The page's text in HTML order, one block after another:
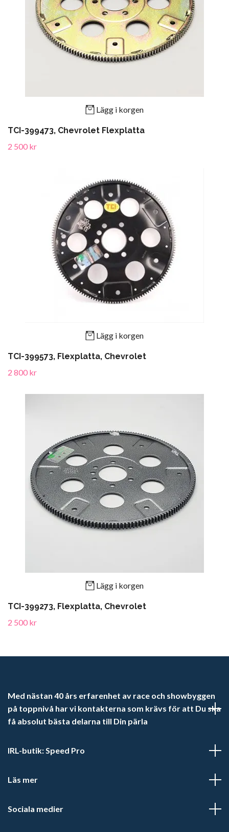
Lägg i korgen
TCI-399473, Chevrolet Flexplatta
2 500 kr
Lägg i korgen
TCI-399573, Flexplatta, Chevrolet
2 800 kr
Lägg i korgen
TCI-399273, Flexplatta, Chevrolet
2 500 kr
Med nästan 40 års erfarenhet av race och showbyggen
på toppnivå har vi kontakterna som krävs för att Du ska
få absolut bästa delarna till Din pärla
IRL-butik: Speed Pro
Läs mer
Sociala medier